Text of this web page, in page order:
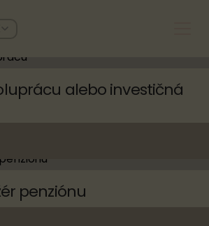
alebo investičná
penziónu